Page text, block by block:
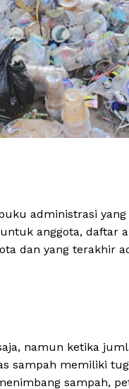
& Berita
Semarang
administrasi
anggota, daftar
dan yang terakhir
namun ketika
sampah memiliki
sampah,